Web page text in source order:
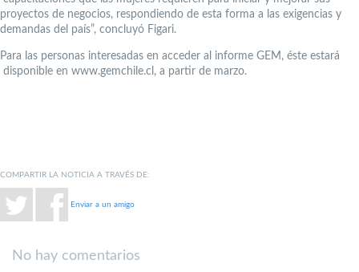
proyectos de negocios, respondiendo de esta forma a las exigencias y
demandas del país”, concluyó Figari.
Para las personas interesadas en acceder al informe GEM, éste estará
disponible en www.gemchile.cl, a partir de marzo.
COMPARTIR LA NOTICIA A TRAVÉS DE:
Enviar a un amigo
No hay comentarios